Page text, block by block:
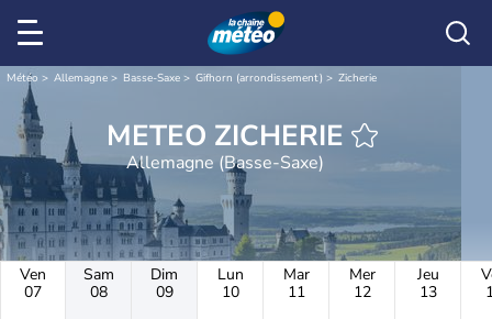
Météo Allemagne Basse-Saxe Gifhorn (arrondissement) Zicherie
METEO ZICHERIE
Allemagne (Basse-Saxe)
Ven
07
Sam
08
Dim
09
Lun
10
Mar
11
Mer
12
Jeu
13